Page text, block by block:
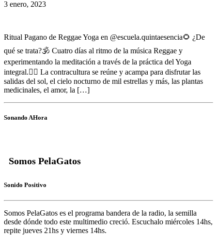
3 enero, 2023
Ritual Pagano de Reggae Yoga en @escuela.quintaesencia🌻 ¿De
qué se trata?🕉 Cuatro días al ritmo de la música Reggae y
experimentando la meditación a través de la práctica del Yoga
integral.🏳️‍🌈 La contracultura se reúne y acampa para disfrutar las
salidas del sol, el cielo nocturno de mil estrellas y más, las plantas
medicinales, el amor, la […]
Sonando AHora
Somos PelaGatos
Sonido Positivo
Somos PelaGatos es el programa bandera de la radio, la semilla
desde dónde todo este multimedio creció. Escuchalo miércoles 14hs,
repite jueves 21hs y viernes 14hs.